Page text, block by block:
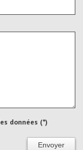
données (*)
Envoyer